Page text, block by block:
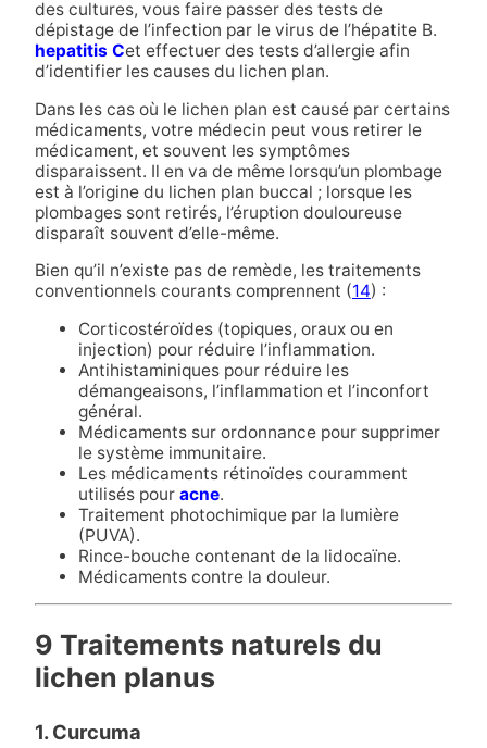
des cultures, vous faire passer des tests de
dépistage de l’infection par le virus de l’hépatite B.
hepatitis Cet effectuer des tests d’allergie afin
d’identifier les causes du lichen plan.
Dans les cas où le lichen plan est causé par certains
médicaments, votre médecin peut vous retirer le
médicament, et souvent les symptômes
disparaissent. Il en va de même lorsqu’un plombage
est à l’origine du lichen plan buccal ; lorsque les
plombages sont retirés, l’éruption douloureuse
disparaît souvent d’elle-même.
Bien qu’il n’existe pas de remède, les traitements
conventionnels courants comprennent (14) :
Corticostéroïdes (topiques, oraux ou en
injection) pour réduire l’inflammation.
Antihistaminiques pour réduire les
démangeaisons, l’inflammation et l’inconfort
général.
Médicaments sur ordonnance pour supprimer
le système immunitaire.
Les médicaments rétinoïdes couramment
utilisés pour acne.
Traitement photochimique par la lumière
(PUVA).
Rince-bouche contenant de la lidocaïne.
Médicaments contre la douleur.
9 Traitements naturels du
lichen planus
1. Curcuma